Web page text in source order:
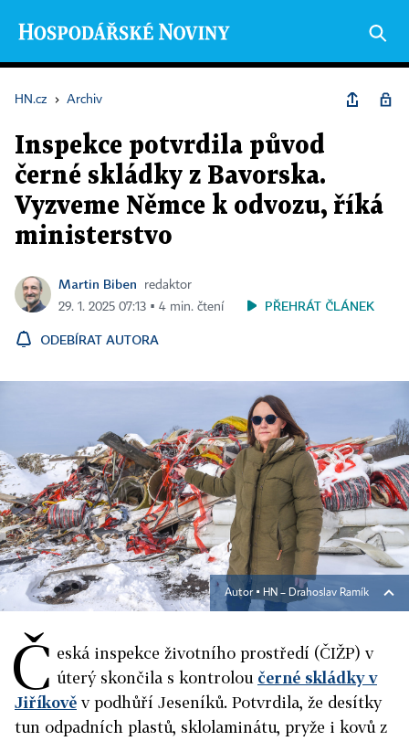
HN.cz › Archiv
Inspekce potvrdila původ
černé skládky z Bavorska.
Vyzveme Němce k odvozu, říká
ministerstvo
Martin Biben
redaktor
29. 1. 2025 07:13 ▪ 4 min. čtení
PŘEHRÁT ČLÁNEK
ODEBÍRAT AUTORA
Autor ▪ HN – Drahoslav Ramík
Č eská inspekce životního prostředí (ČIŽP) v
úterý skončila s kontrolou černé skládky v
Jiříkově v podhůří Jeseníků. Potvrdila, že desítky
tun odpadních plastů, sklolaminátu, pryže i kovů z